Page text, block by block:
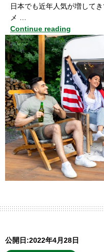
日本でも近年人気が増して
メ …
Continue reading
公開日:2022年4月28日